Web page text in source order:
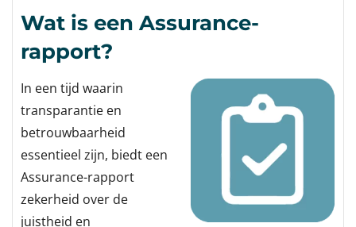
Wat is een Assurance-
rapport?
In een tijd waarin
transparantie en
betrouwbaarheid
essentieel zijn, biedt een
Assurance-rapport
zekerheid over de
juistheid en